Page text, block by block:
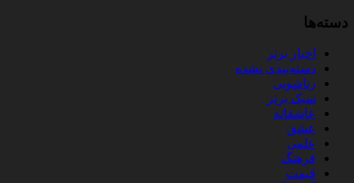
دسته‌ها
اخبار برتر
دسته‌بندی نشده
زناشویی
سبک برتر
عاشقانه
عشق
علمی
فرهنگ
قیمت